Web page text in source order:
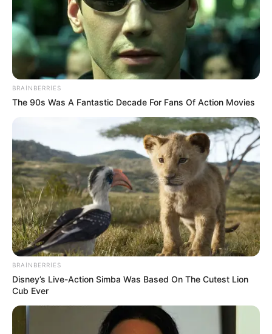
Digər xəbərlər
BRAINBERRIES
The 90s Was A Fantastic Decade For Fans Of Action Movies
BRAINBERRIES
Disney’s Live-Action Simba Was Based On The Cutest Lion
Cub Ever